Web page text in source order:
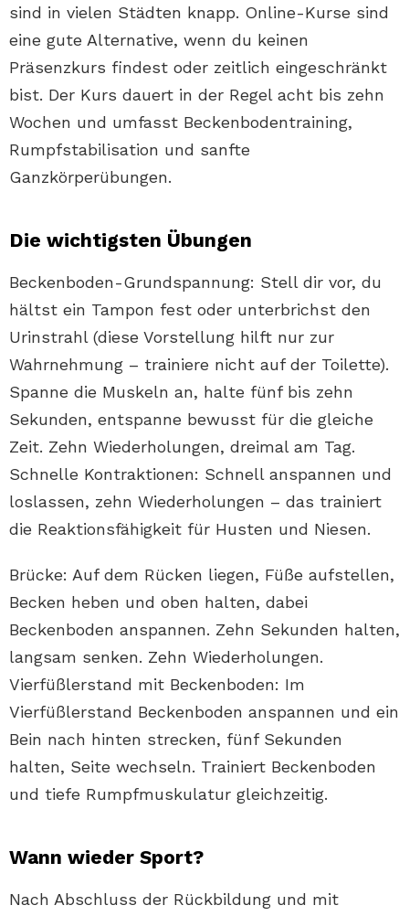
sind in vielen Städten knapp. Online-Kurse sind
eine gute Alternative, wenn du keinen
Präsenzkurs findest oder zeitlich eingeschränkt
bist. Der Kurs dauert in der Regel acht bis zehn
Wochen und umfasst Beckenbodentraining,
Rumpfstabilisation und sanfte
Ganzkörperübungen.
Die wichtigsten Übungen
Beckenboden-Grundspannung: Stell dir vor, du
hältst ein Tampon fest oder unterbrichst den
Urinstrahl (diese Vorstellung hilft nur zur
Wahrnehmung – trainiere nicht auf der Toilette).
Spanne die Muskeln an, halte fünf bis zehn
Sekunden, entspanne bewusst für die gleiche
Zeit. Zehn Wiederholungen, dreimal am Tag.
Schnelle Kontraktionen: Schnell anspannen und
loslassen, zehn Wiederholungen – das trainiert
die Reaktionsfähigkeit für Husten und Niesen.
Brücke: Auf dem Rücken liegen, Füße aufstellen,
Becken heben und oben halten, dabei
Beckenboden anspannen. Zehn Sekunden halten,
langsam senken. Zehn Wiederholungen.
Vierfüßlerstand mit Beckenboden: Im
Vierfüßlerstand Beckenboden anspannen und ein
Bein nach hinten strecken, fünf Sekunden
halten, Seite wechseln. Trainiert Beckenboden
und tiefe Rumpfmuskulatur gleichzeitig.
Wann wieder Sport?
Nach Abschluss der Rückbildung und mit